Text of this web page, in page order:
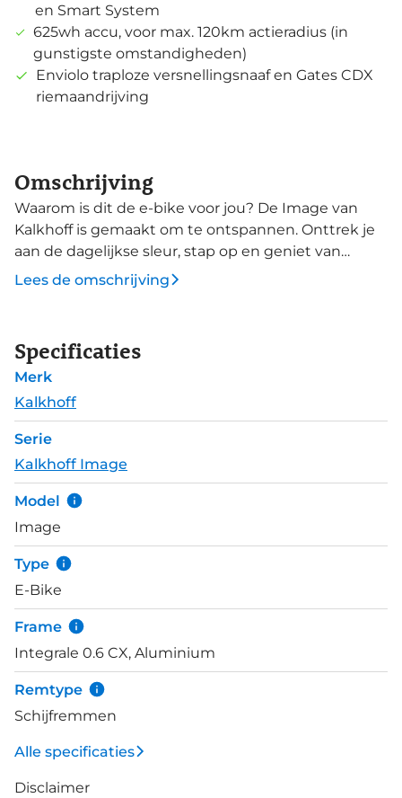
en Smart System
625wh accu, voor max. 120km actieradius (in
gunstigste omstandigheden)
Enviolo traploze versnellingsnaaf en Gates CDX
riemaandrijving
Omschrijving
Waarom is dit de e-bike voor jou? De Image van
Kalkhoff is gemaakt om te ontspannen. Onttrek je
aan de dagelijkse sleur, stap op en geniet van
stressvrij rijden zonder moeite. Deze moderne e-
bike biedt elegantie en comfort en is daarnaast
kwaliteitverhouding die uiterst betrouwbaar is. Het
bevat onder meer een krachtige Bosch
Performance Line CX Smart motor, met 625Wh
accu en Purion 200 2-in-1 dispay/bediening met
Bluetooth connectie voor koppeling aan je
smartphone. Twijfel nooit meer over de juiste
versnelling met de traploze versnellingsnaaf van
Enviolo. De aandrijving met een oersterke en
onderhoudsvriendelijke Gates CDX riem zal je vele
kilometers zorgeloos fietsplezier leveren.
Lees de omschrijving
Specificaties
Merk
Kalkhoff
Serie
Kalkhoff Image
Model
Image
Type
E-Bike
Frame
Integrale 0.6 CX, Aluminium
Remtype
Schijfremmen
Alle specificaties
Disclaimer